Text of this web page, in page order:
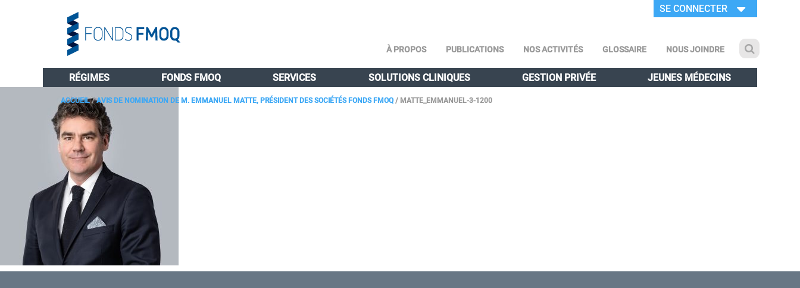
SE CONNECTER
À PROPOS PUBLICATIONS NOS ACTIVITÉS GLOSSAIRE NOUS JOINDRE
RÉGIMES FONDS FMOQ SERVICES SOLUTIONS CLINIQUES GESTION PRIVÉE JEUNES MÉDECINS
ACCUEIL/AVIS DE NOMINATION DE M. EMMANUEL MATTE, PRÉSIDENT DES SOCIÉTÉS FONDS FMOQ/ MATTE_EMMANUEL-3-1200